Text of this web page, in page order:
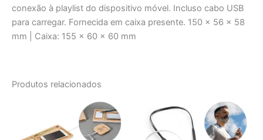
conexão à playlist do dispositivo móvel. Incluso cabo USB
para carregar. Fornecida em caixa presente. 150 x 56 x 58
mm | Caixa: 155 x 60 x 60 mm
Produtos relacionados